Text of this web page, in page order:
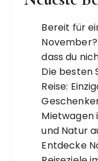
Bereit für
dass du
Die besten
Reise:
Mietwagen
und Natur
Entdecke